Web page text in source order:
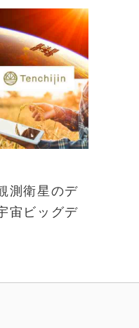
測衛星のデ
宙ビッグデ